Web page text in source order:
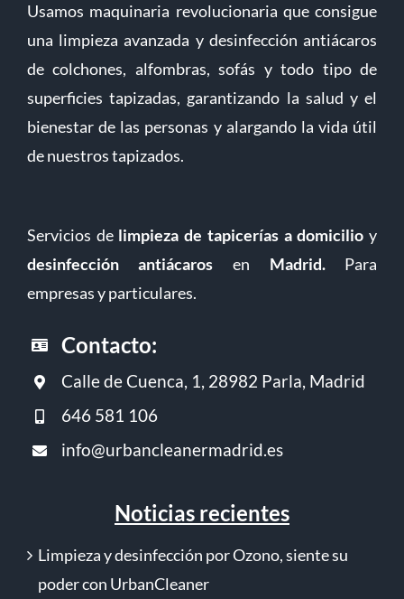
Usamos maquinaria revolucionaria que consigue
una limpieza avanzada y desinfección antiácaros
de colchones, alfombras, sofás y todo tipo de
superficies tapizadas, garantizando la salud y el
bienestar de las personas y alargando la vida útil
de nuestros tapizados.
Servicios de limpieza de tapicerías a domicilio y
desinfección antiácaros en Madrid.Para
empresas y particulares.
Contacto:
Calle de Cuenca, 1, 28982 Parla, Madrid
646 581 106
info@urbancleanermadrid.es
Noticias recientes
Limpieza y desinfección por Ozono, siente su
poder con UrbanCleaner